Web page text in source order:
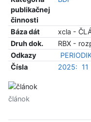
publikačnej
činnosti
Báza dát
xcla -
Druh dok.
RBX -
Odkazy
Čísla
2025: 11
článok